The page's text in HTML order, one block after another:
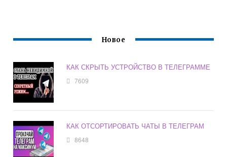
Новое
КАК СКРЫТЬ УСТРОЙСТВО В ТЕЛЕГРАММЕ
7609
КАК ОТСОРТИРОВАТЬ ЧАТЫ В ТЕЛЕГРАМ
8648